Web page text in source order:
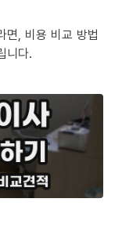
면, 비용 비교 방법
니다.